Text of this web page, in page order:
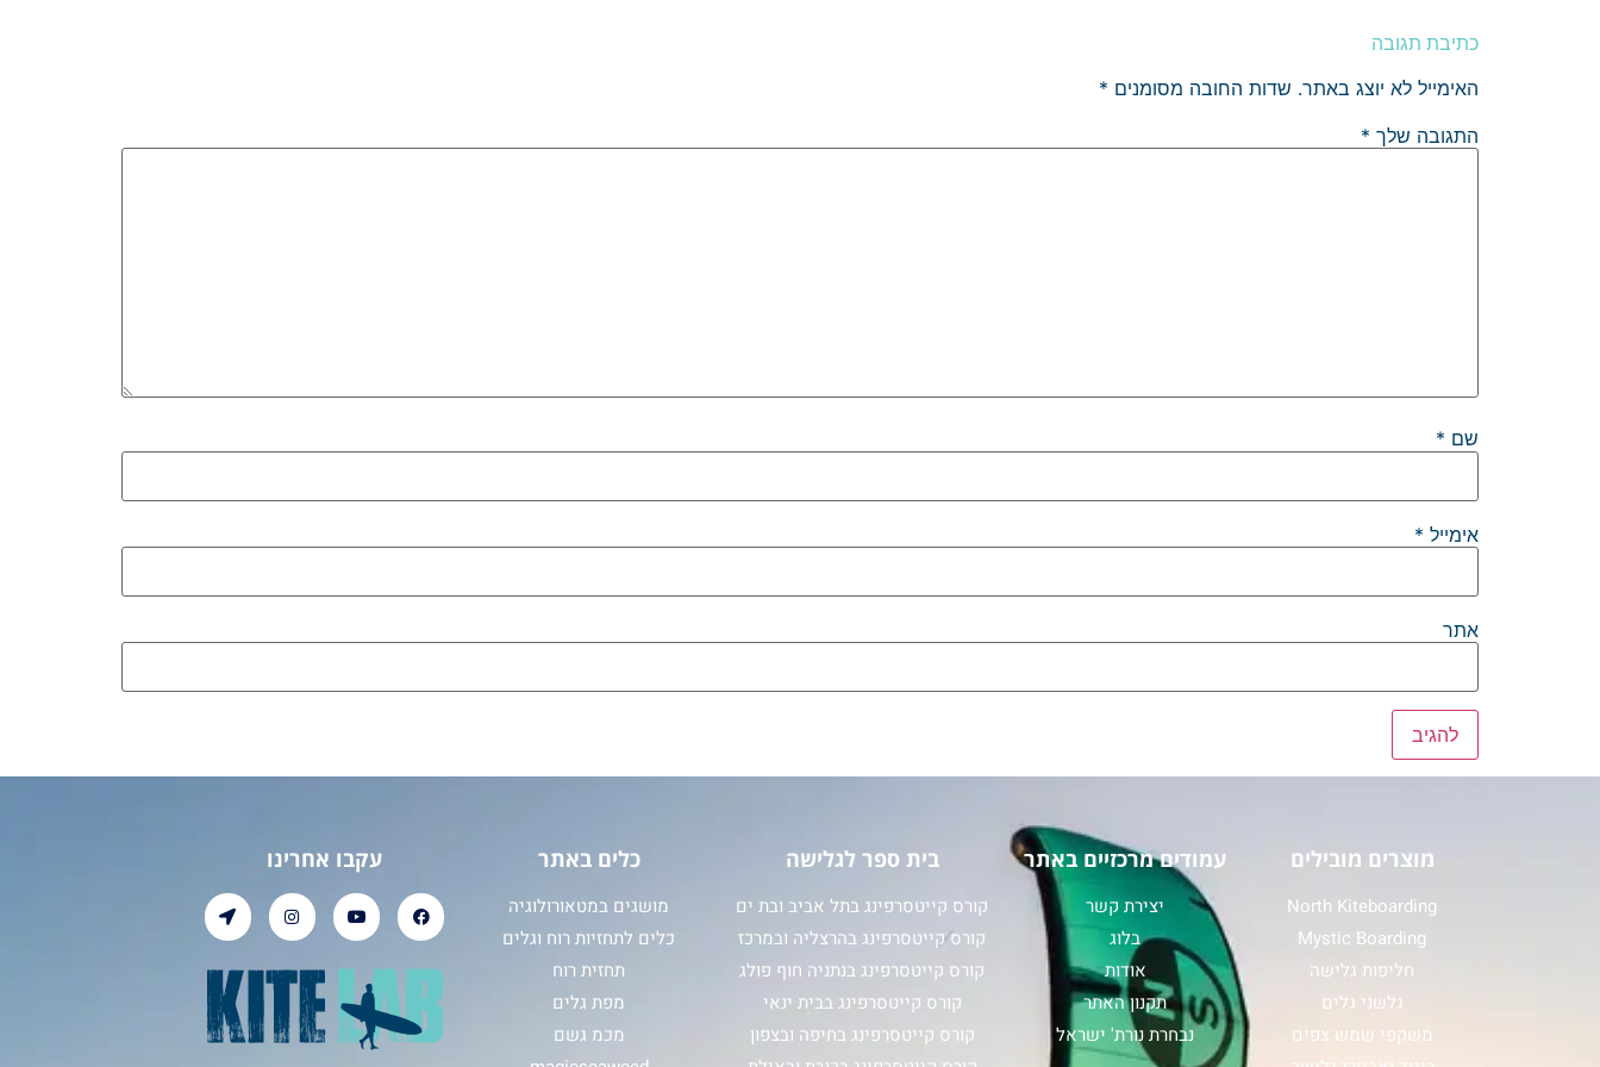
כתיבת תגובה
האימייל לא יוצג באתר. שדות החובה מסומנים *
התגובה שלך *
שם *
אימייל *
אתר
מוצרים מובילים
North Kiteboarding
Mystic Boarding
חליפות גלישה
גלשני גלים
משקפי שמש צפים
עמודים מרכזיים באתר
יצירת קשר
בלוג
אודות
תקנון האתר
נבחרת נורת' ישראל
בית ספר לגלישה
קורס קייטסרפינג בתל אביב ובת ים
קורס קייטסרפינג בהרצליה ובמרכז
קורס קייטסרפינג בנתניה חוף פולג
קורס קייטסרפינג בבית ינאי
קורס קייטסרפינג בחיפה ובצפון
כלים באתר
מושגים במטאורולוגיה
כלים לתחזיות רוח וגלים
תחזית רוח
מפת גלים
מכמ גשם
עקבו אחרינו